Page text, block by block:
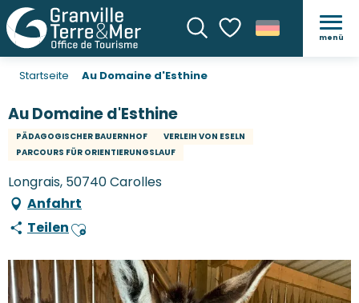
SucheVoir les favoris
menü
Startseite Au Domaine d'Esthine
Au Domaine d'Esthine
PÄDAGOGISCHER BAUERNHOF
VERLEIH VON ESELN
PARCOURS FÜR ORIENTIERUNGSLAUF
Longrais, 50740 Carolles
Anfahrt
TeilenAjouter aux favoris